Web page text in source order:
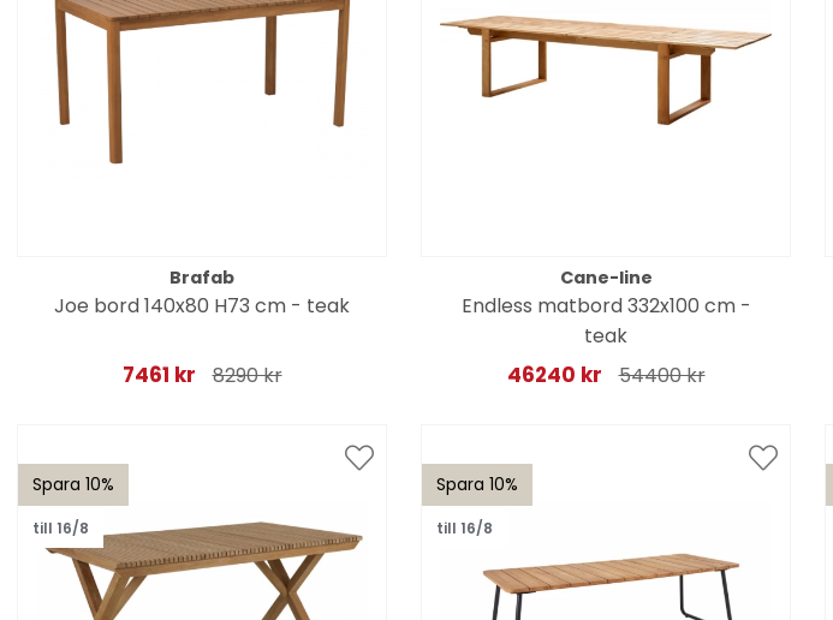
Brafab
Joe bord 140x80 H73 cm - teak
7461 kr 8290 kr
Cane-line
Endless matbord 332x100 cm -
teak
46240 kr 54400 kr
Spara 10%
till 16/8
Spara 10%
till 16/8